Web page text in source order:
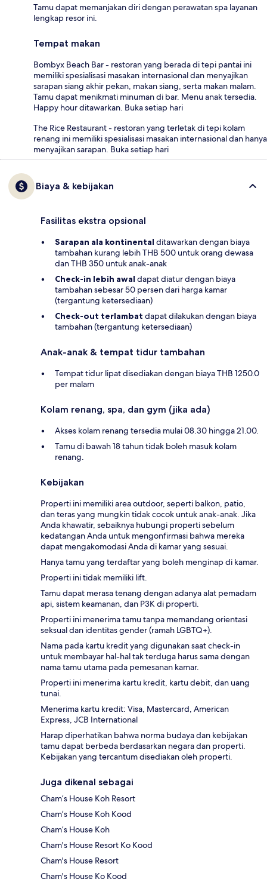
Tamu dapat memanjakan diri dengan perawatan spa layanan
lengkap resor ini.
Tempat makan
Bombyx Beach Bar - restoran yang berada di tepi pantai ini
memiliki spesialisasi masakan internasional dan menyajikan
sarapan siang akhir pekan, makan siang, serta makan malam.
Tamu dapat menikmati minuman di bar. Menu anak tersedia.
Happy hour ditawarkan. Buka setiap hari
The Rice Restaurant - restoran yang terletak di tepi kolam
renang ini memiliki spesialisasi masakan internasional dan hanya
menyajikan sarapan. Buka setiap hari
Biaya & kebijakan
Fasilitas ekstra opsional
Sarapan ala kontinental ditawarkan dengan biaya
tambahan kurang lebih THB 500 untuk orang dewasa
dan THB 350 untuk anak-anak
Check-in lebih awal dapat diatur dengan biaya
tambahan sebesar 50 persen dari harga kamar
(tergantung ketersediaan)
Check-out terlambat dapat dilakukan dengan biaya
tambahan (tergantung ketersediaan)
Anak-anak & tempat tidur tambahan
Tempat tidur lipat disediakan dengan biaya THB 1250.0
per malam
Kolam renang, spa, dan gym (jika ada)
Akses kolam renang tersedia mulai 08.30 hingga 21.00.
Tamu di bawah 18 tahun tidak boleh masuk kolam
renang.
Kebijakan
Properti ini memiliki area outdoor, seperti balkon, patio,
dan teras yang mungkin tidak cocok untuk anak-anak. Jika
Anda khawatir, sebaiknya hubungi properti sebelum
kedatangan Anda untuk mengonfirmasi bahwa mereka
dapat mengakomodasi Anda di kamar yang sesuai.
Hanya tamu yang terdaftar yang boleh menginap di kamar.
Properti ini tidak memiliki lift.
Tamu dapat merasa tenang dengan adanya alat pemadam
api, sistem keamanan, dan P3K di properti.
Properti ini menerima tamu tanpa memandang orientasi
seksual dan identitas gender (ramah LGBTQ+).
Nama pada kartu kredit yang digunakan saat check-in
untuk membayar hal-hal tak terduga harus sama dengan
nama tamu utama pada pemesanan kamar.
Properti ini menerima kartu kredit, kartu debit, dan uang
tunai.
Menerima kartu kredit: Visa, Mastercard, American
Express, JCB International
Harap diperhatikan bahwa norma budaya dan kebijakan
tamu dapat berbeda berdasarkan negara dan properti.
Kebijakan yang tercantum disediakan oleh properti.
Juga dikenal sebagai
Cham’s House Koh Resort
Cham’s House Koh Kood
Cham’s House Koh
Cham's House Resort Ko Kood
Cham's House Resort
Cham's House Ko Kood